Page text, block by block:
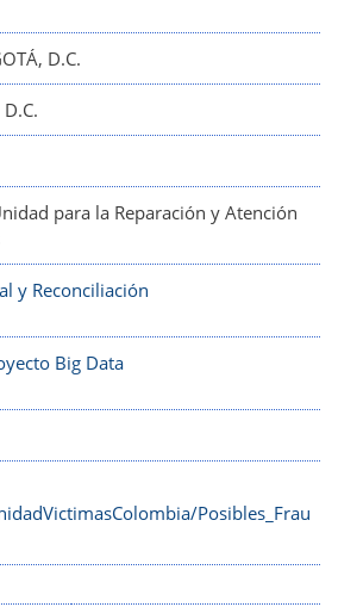
D.C.
para la Reparación y Atención
y Reconciliación
Big Data
Posibles_Frau